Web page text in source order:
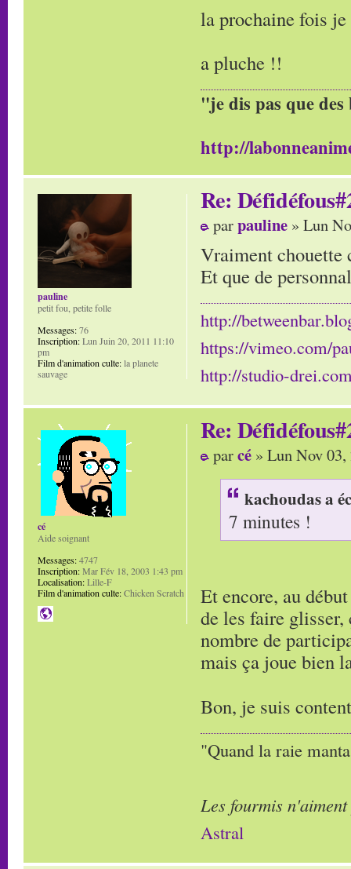
la prochaine fois
a pluche !!
"je dis pas que
http://
Re:
parpauline » Lun
Vraiment chouette
Et que de
http://
https://vimeo.com/
http://studio-
pauline
petit fou, petite folle
Messages:76
Inscription:Lun Juin 20, 2011 11:10
pm
Film d'animation culte:la planete
sauvage
Re:
parcé » Lun Nov
kachoudas a
7 minutes !
Et encore, au
de les faire
nombre de
mais ça joue bien
Bon, je suis
"Quand la raie
Les fourmis
Astral
cé
Aide soignant
Messages:4747
Inscription:Mar Fév 18, 2003 1:43 pm
Localisation:Lille-F
Film d'animation culte:Chicken Scratch